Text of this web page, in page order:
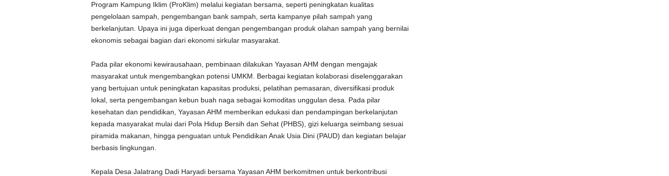
Program Kampung Iklim (ProKlim) melalui kegiatan bersama, seperti peningkatan kualitas
pengelolaan sampah, pengembangan bank sampah, serta kampanye pilah sampah yang
berkelanjutan. Upaya ini juga diperkuat dengan pengembangan produk olahan sampah yang bernilai
ekonomis sebagai bagian dari ekonomi sirkular masyarakat.
Pada pilar ekonomi kewirausahaan, pembinaan dilakukan Yayasan AHM dengan mengajak
masyarakat untuk mengembangkan potensi UMKM. Berbagai kegiatan kolaborasi diselenggarakan
yang bertujuan untuk peningkatan kapasitas produksi, pelatihan pemasaran, diversifikasi produk
lokal, serta pengembangan kebun buah naga sebagai komoditas unggulan desa. Pada pilar
kesehatan dan pendidikan, Yayasan AHM memberikan edukasi dan pendampingan berkelanjutan
kepada masyarakat mulai dari Pola Hidup Bersih dan Sehat (PHBS), gizi keluarga seimbang sesuai
piramida makanan, hingga penguatan untuk Pendidikan Anak Usia Dini (PAUD) dan kegiatan belajar
berbasis lingkungan.
Kepala Desa Jalatrang Dadi Haryadi bersama Yayasan AHM berkomitmen untuk berkontribusi